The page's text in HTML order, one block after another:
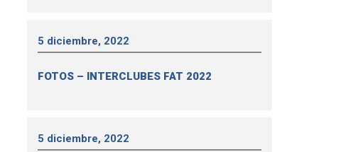
5 diciembre, 2022
FOTOS – INTERCLUBES FAT 2022
5 diciembre, 2022